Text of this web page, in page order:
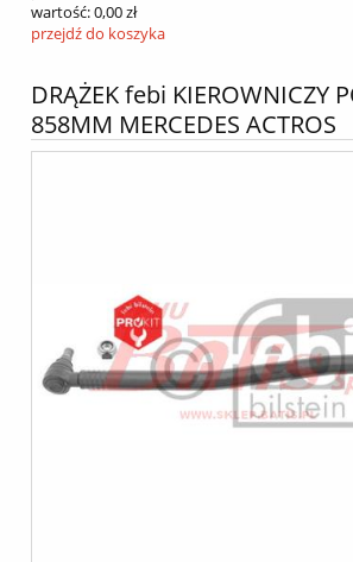
wartość:0,00 zł
przejdź do koszyka
DRĄŻEK febi KIEROWNICZY
858MM MERCEDES ACTROS